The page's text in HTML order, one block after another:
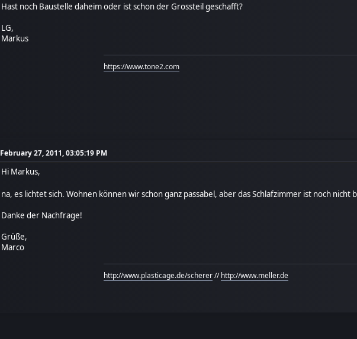
Hast noch Baustelle daheim oder ist schon der Grossteil geschafft?
LG,
Markus
https://www.tone2.com
February 27, 2011, 03:05:19 PM
Hi Markus,
na, es lichtet sich. Wohnen können wir schon ganz passabel, aber das Schlafzimmer ist noch
Danke der Nachfrage!
Grüße,
Marco
http://www.plasticage.de/scherer//http://www.meller.de